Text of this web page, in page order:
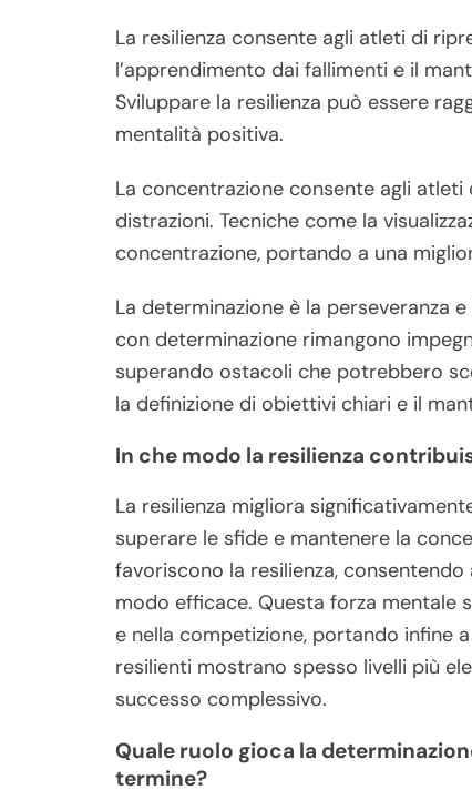
La resilienza consente agli atleti di
l’apprendimento dai fallimenti e il
Sviluppare la resilienza può essere
mentalità positiva.
La concentrazione consente agli
distrazioni. Tecniche come la
concentrazione, portando a una
La determinazione è la perseveranza
con determinazione rimangono
superando ostacoli che potrebbero
la definizione di obiettivi chiari e il
In che modo la resilienza
La resilienza migliora
superare le sfide e mantenere la
favoriscono la resilienza,
modo efficace. Questa forza mentale
e nella competizione, portando infine
resilienti mostrano spesso livelli più
successo complessivo.
Quale ruolo gioca la
termine?